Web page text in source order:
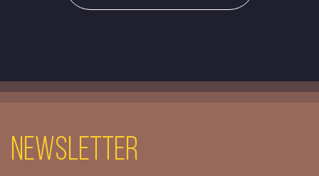
Newsletter